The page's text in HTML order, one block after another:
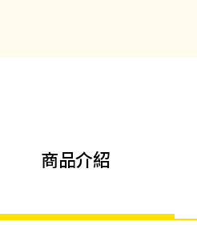
商品介紹